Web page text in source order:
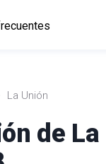
La Unión
de La